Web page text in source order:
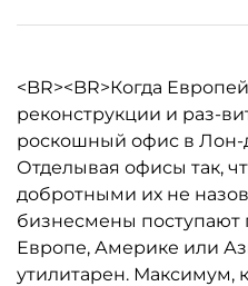
<BR><BR>Когда
реконструкции и раз-
роскошный офис в Лон-
Отделывая офисы так,
добротными их не
бизнесмены поступают
Европе, Америке или
утилитарен. Максимум,